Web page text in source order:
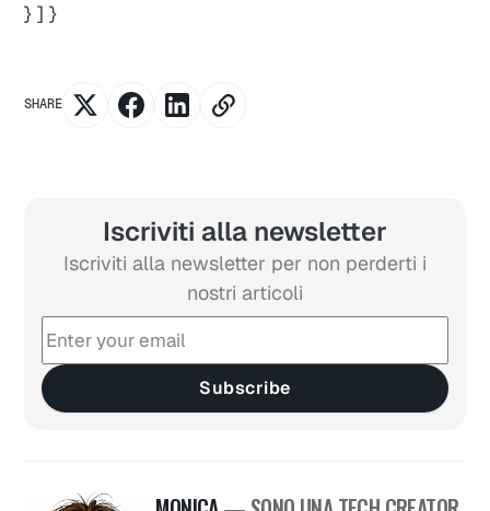
} ] }
SHARE
Iscriviti alla newsletter
Iscriviti alla newsletter per non perderti i
nostri articoli
Subscribe